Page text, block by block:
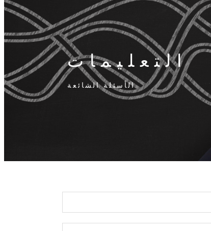
التعليمات
الأسئلة الشائعة